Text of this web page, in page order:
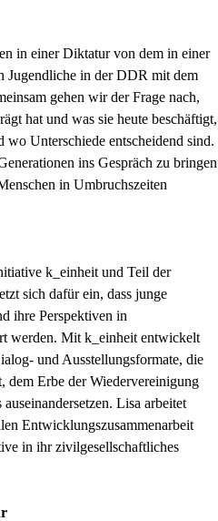
in einer Diktatur von dem in einer
Jugendliche in der DDR mit dem
gehen wir der Frage nach,
hat und was sie heute beschäftigt,
Unterschiede entscheidend sind.
ins Gespräch zu bringen
in Umbruchszeiten
k_einheit und Teil der
sich dafür ein, dass junge
ihre Perspektiven in
werden. Mit k_einheit entwickelt
und Ausstellungsformate, die
dem Erbe der Wiedervereinigung
Lisa arbeitet
Entwicklungszusammenarbeit
in ihr zivilgesellschaftliches